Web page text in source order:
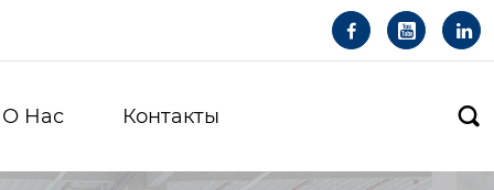
  
О Hас Контакты 